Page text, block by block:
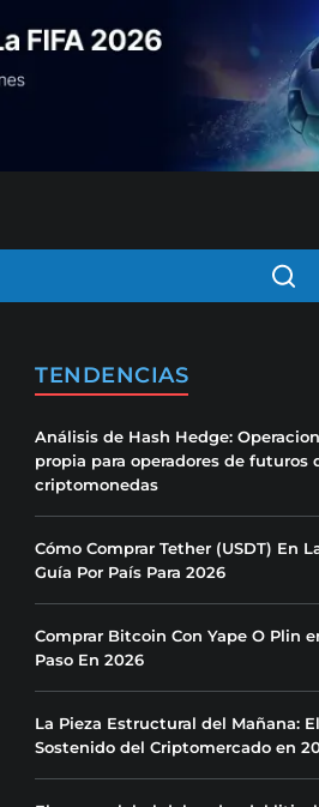
TENDENCIAS
Análisis de Hash Hedge:
propia para operadores de futuros
criptomonedas
Cómo Comprar Tether (USDT) En
Guía Por País Para 2026
Comprar Bitcoin Con Yape O Plin
Paso En 2026
La Pieza Estructural del Mañana:
Sostenido del Criptomercado en